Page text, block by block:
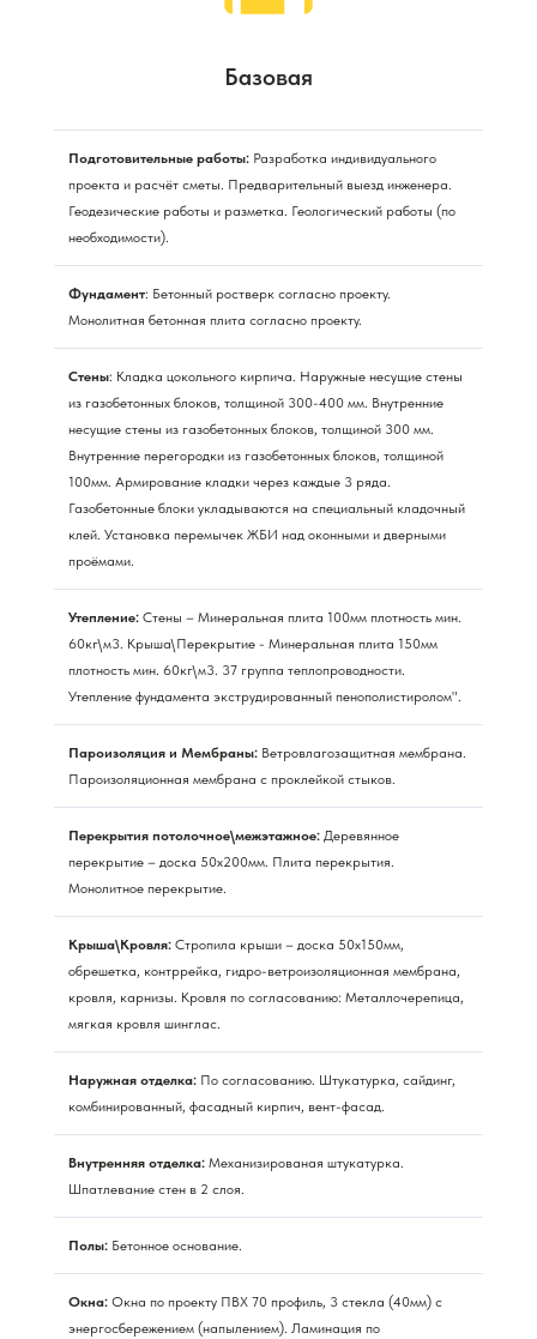
Базовая
Подготовительные работы: Разработка индивидуального
проекта и расчёт сметы. Предварительный выезд инженера.
Геодезические работы и разметка. Геологический работы (по
необходимости).
Фундамент: Бетонный ростверк согласно проекту.
Монолитная бетонная плита согласно проекту.
Стены: Кладка цокольного кирпича. Наружные несущие стены
из газобетонных блоков, толщиной 300-400 мм. Внутренние
несущие стены из газобетонных блоков, толщиной 300 мм.
Внутренние перегородки из газобетонных блоков, толщиной
100мм. Армирование кладки через каждые 3 ряда.
Газобетонные блоки укладываются на специальный кладочный
клей. Установка перемычек ЖБИ над оконными и дверными
проёмами.
Утепление: Стены – Минеральная плита 100мм плотность мин.
60кг\м3. Крыша\Перекрытие - Минеральная плита 150мм
плотность мин. 60кг\м3. 37 группа теплопроводности.
Утепление фундамента экструдированный пенополистиролом".
Пароизоляция и Мембраны: Ветровлагозащитная мембрана.
Пароизоляционная мембрана с проклейкой стыков.
Перекрытия потолочное\межэтажное: Деревянное
перекрытие – доска 50х200мм. Плита перекрытия.
Монолитное перекрытие.
Крыша\Кровля: Стропила крыши – доска 50х150мм,
обрешетка, контррейка, гидро-ветроизоляционная мембрана,
кровля, карнизы. Кровля по согласованию: Металлочерепица,
мягкая кровля шинглас.
Наружная отделка: По согласованию. Штукатурка, сайдинг,
комбинированный, фасадный кирпич, вент-фасад.
Внутренняя отделка: Механизированая штукатурка.
Шпатлевание стен в 2 слоя.
Полы: Бетонное основание.
Окна: Окна по проекту ПВХ 70 профиль, 3 стекла (40мм) с
энергосбережением (напылением). Ламинация по